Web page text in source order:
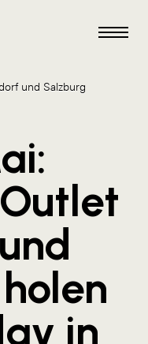
und Salzburg
in